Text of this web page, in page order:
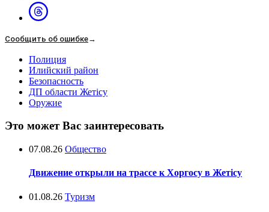
Сообщить об ошибке→
Полиция
Илийский район
Безопасность
ДП области Жетісу
Оружие
Это может Вас заинтересовать
07.08.26 Общество
Движение открыли на трассе к Хоргосу в Жетісу
01.08.26 Туризм